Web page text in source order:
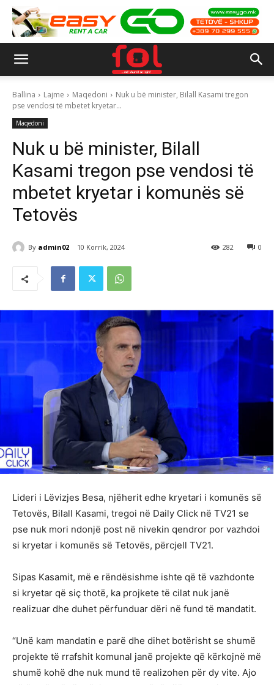
Ballina Lajme Maqedoni
Nuk u bë minister, Bilall Kasami tregon
pse vendosi të mbetet kryetar...
Maqedoni
Nuk u bë minister, Bilall
Kasami tregon pse vendosi të
mbetet kryetar i komunës së
Tetovës
By admin02 10 Korrik, 2024 0
282
Lideri i Lëvizjes Besa, njëherit edhe kryetari i komunës së
Tetovës, Bilall Kasami, tregoi në Daily Click në TV21 se
pse nuk mori ndonjë post në nivekin qendror por vazhdoi
si kryetar i komunës së Tetovës, përcjell TV21.
Sipas Kasamit, më e rëndësishme ishte që të vazhdonte
si kryetar që siç thotë, ka projkete të cilat nuk janë
realizuar dhe duhet përfunduar dëri në fund të mandatit.
“Unë kam mandatin e parë dhe dihet botërisht se shumë
projekte të rrafshit komunal janë projekte që kërkojnë më
shumë kohë dhe nuk mund të realizohen për dy vite. Ajo